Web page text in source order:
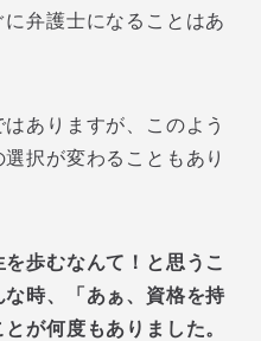
弁護士になることはあ
ありますが、このよう
択が変わることもあり
歩むなんて！と思うこ
時、「あぁ、資格を持
が何度もありました。